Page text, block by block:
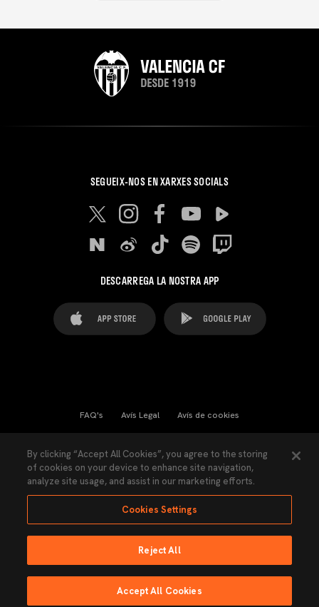
SEGUEIX-NOS EN XARXES SOCIALS
DESCARREGA LA NOSTRA APP
FAQ's Avís Legal Avís de cookies
Llei de Transparència Política de Privacitat
Accessibilitat
Ninguna parte de esta página puede ser reproducida sin el permiso del Valencia
Fet per Lobo
By clicking “Accept All Cookies”, you agree to the storing
of cookies on your device to enhance site navigation,
analyze site usage, and assist in our marketing efforts.
Cookies Settings
Reject All
Accept All Cookies